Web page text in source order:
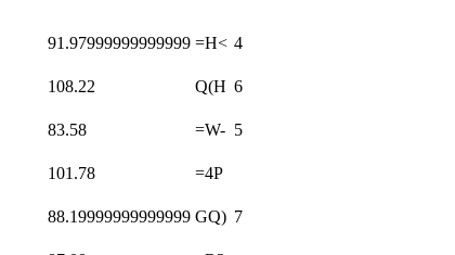
91.97999999999999 =H< 4
108.22 Q(H 6
83.58 =W- 5
101.78 =4P
88.19999999999999 GQ) 7